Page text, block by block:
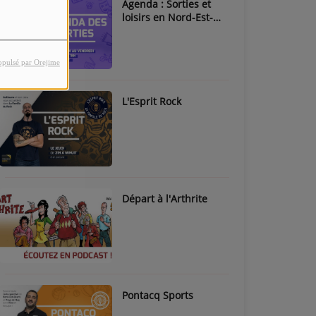
par Orejime
Agenda : Sorties et
loisirs en Nord-Est-
L'Esprit Rock
Départ à l'Arthrite
Pontacq Sports